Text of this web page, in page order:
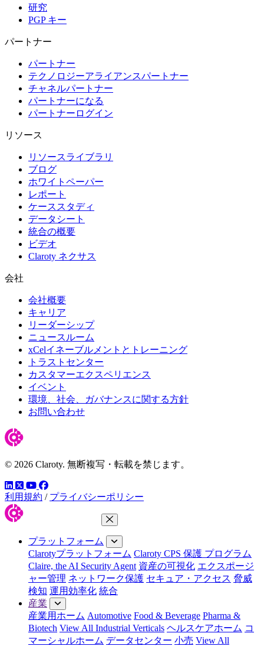
研究
PGP キー
パートナー
パートナー
テクノロジーアライアンスパートナー
チャネルパートナー
パートナーになる
パートナーログイン
リソース
リソースライブラリ
ブログ
ホワイトペーパー
レポート
ケーススタディ
データシート
統合の概要
ビデオ
Claroty ネクサス
会社
会社概要
キャリア
リーダーシップ
ニュースルーム
xCelイネーブルメントとトレーニング
トラストセンター
カスタマーエクスペリエンス
イベント
環境、社会、ガバナンスに関する方針
お問い合わせ
© 2026 Claroty. 無断複写・転載を禁じます。
LinkedIn
ツイッター
YouTube
Facebook
利用規約 / プライバシーポリシー
メニューを閉じる
プラットフォーム
Clarotyプラットフォーム Claroty CPS 保護 プログラム
Claire, the AI Security Agent 資産の可視化 エクスポージ
ャー管理 ネットワーク保護 セキュア・アクセス 脅威
検知 運用効率化 統合
産業
産業用ホーム Automotive Food & Beverage Pharma &
Biotech View All Industrial Verticals ヘルスケアホーム コ
マーシャルホーム データセンター 小売 View All